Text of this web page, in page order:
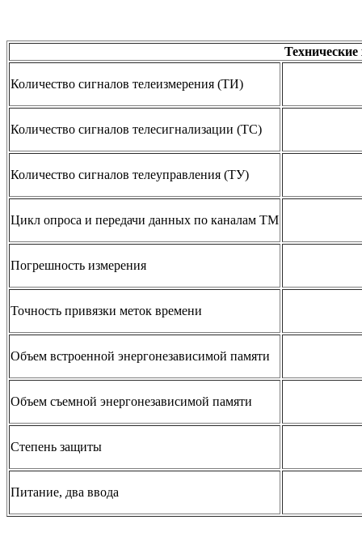
Количество сигналов телеизмерения (ТИ)
Количество сигналов телесигнализации (ТС)
Количество сигналов телеуправления (ТУ)
Цикл опроса и передачи данных по каналам ТМ
Погрешность измерения
Точность привязки меток времени
Объем встроенной энергонезависимой памяти
Объем съемной энергонезависимой памяти
Степень защиты
Питание, два ввода